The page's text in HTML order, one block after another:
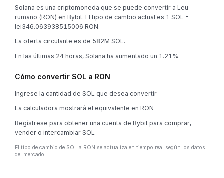
Solana es una criptomoneda que se puede convertir a Leu
rumano (RON) en Bybit. El tipo de cambio actual es 1 SOL =
lei346.063938515006 RON.
La oferta circulante es de 582M SOL.
En las últimas 24 horas, Solana ha aumentado un 1.21%.
Cómo convertir SOL a RON
Ingrese la cantidad de SOL que desea convertir
La calculadora mostrará el equivalente en RON
Regístrese para obtener una cuenta de Bybit para comprar,
vender o intercambiar SOL
El tipo de cambio de SOL a RON se actualiza en tiempo real según los datos
del mercado.